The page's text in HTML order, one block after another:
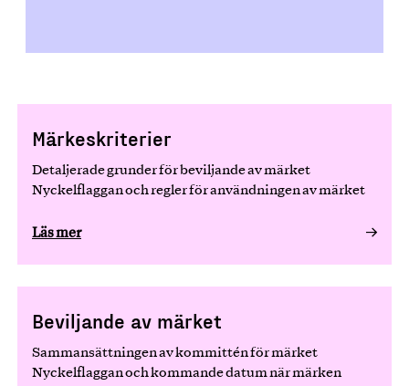
Märkeskriterier
Detaljerade grunder för beviljande av märket
Nyckelflaggan och regler för användningen av märket
Läs mer
Beviljande av märket
Sammansättningen av kommittén för märket
Nyckelflaggan och kommande datum när märken